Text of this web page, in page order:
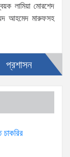
লামিয়া মোরশেদ
আহমেদ মারুফসহ
প্রশাসন